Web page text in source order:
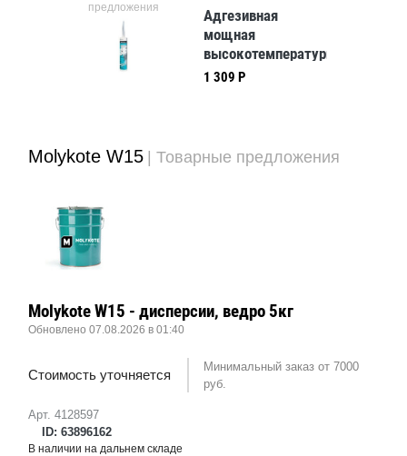
предложения
Адгезивная
мощная
высокотемпературная
смазка Bajol
1 309 Р
Molykote W15 | Товарные предложения
Арт. 4128597
ID: 63896162
Molykote W15 - дисперсии, ведро 5кг
Обновлено 07.08.2026 в 01:40
Стоимость уточняется
Минимальный заказ от 7000
руб.
В наличии на дальнем складе